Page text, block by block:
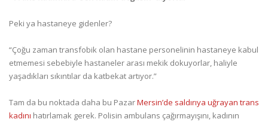
Peki ya hastaneye gidenler?
“Çoğu zaman transfobik olan hastane personelinin hastaneye kabul
etmemesi sebebiyle hastaneler arası mekik dokuyorlar, haliyle
yaşadıkları sıkıntılar da katbekat artıyor.”
Tam da bu noktada daha bu PazarMersin’de saldırıya uğrayan trans
kadını hatırlamak gerek. Polisin ambulans çağırmayışını, kadının